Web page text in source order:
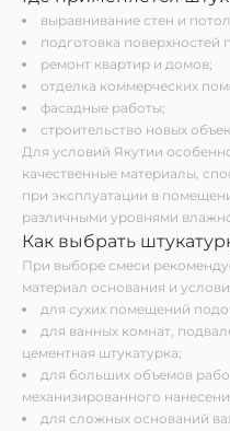
выравнивание стен и
подготовка поверхностей
ремонт квартир и домов;
отделка коммерческих
фасадные работы;
строительство новых
Для условий Якутии
качественные материалы,
при эксплуатации в
различными уровнями
Как выбрать
При выборе смеси
материал основания и
для сухих помещений
для ванных комнат,
цементная штукатурка;
для больших объемов
механизированного
для сложных оснований